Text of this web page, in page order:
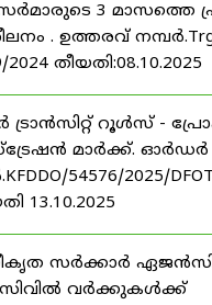
3 മാസത്തെ
. ഉത്തരവ്
2024 തീയതി:08.10.2025
ട്രാൻസിറ്റ് റൂൾസ് -
മാർക്ക്. ഓർഡർ
54576/2025/
13.10.2025
സർക്കാർ
സിവിൽ വർക്കുകൾക്ക്